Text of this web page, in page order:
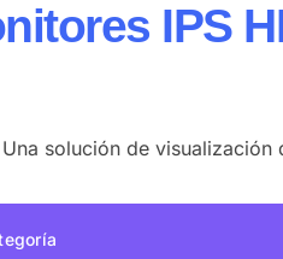
IPS
Una solución de